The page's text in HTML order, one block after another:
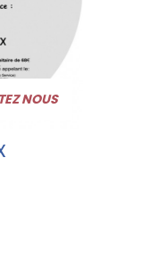
NOUS